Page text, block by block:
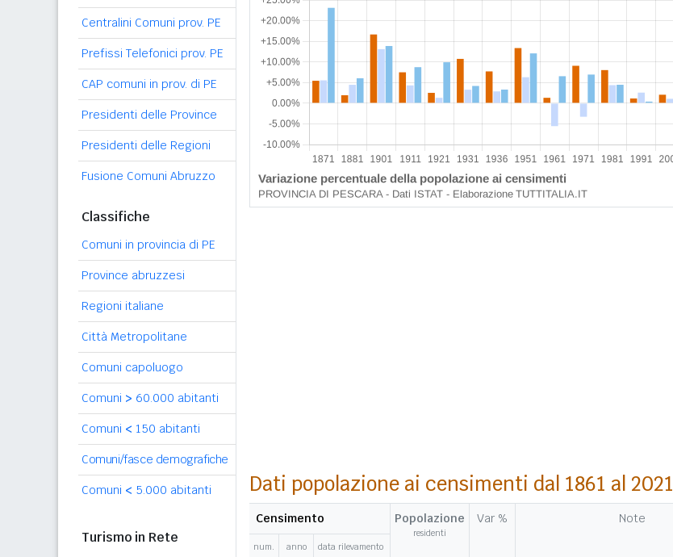
Centralini Comuni prov. PE
Prefissi Telefonici prov. PE
CAP comuni in prov. di PE
Presidenti delle Province
Presidenti delle Regioni
Fusione Comuni Abruzzo
Classifiche
Comuni in provincia di PE
Province abruzzesi
Regioni italiane
Città Metropolitane
Comuni capoluogo
Comuni > 60.000 abitanti
Comuni < 150 abitanti
Comuni/fasce demografiche
Comuni < 5.000 abitanti
Turismo in Rete
Dati popolazione ai censimenti dal 1861 al 2021
Censimento Popolazione
residenti
Var % Note
num. anno data rilevamento